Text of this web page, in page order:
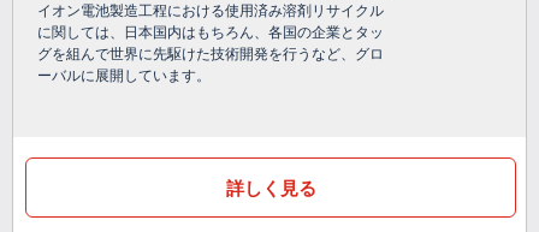
イオン電池製造工程における使用済み溶剤リサイクル
に関しては、日本国内はもちろん、各国の企業とタッ
グを組んで世界に先駆けた技術開発を行うなど、グロ
ーバルに展開しています。
詳しく見る